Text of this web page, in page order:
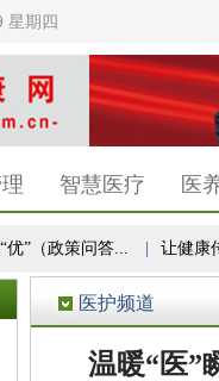
星期四
智慧医疗 医
（政策问答... | 让健康传
医护频道
温暖“医”